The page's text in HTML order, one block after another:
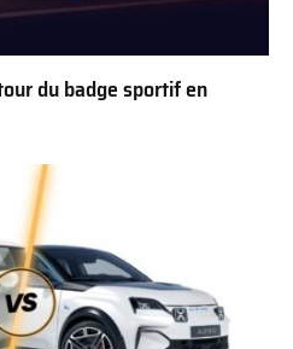
du badge sportif en